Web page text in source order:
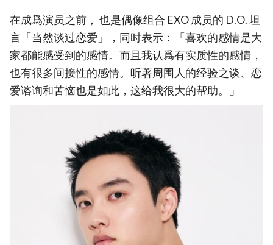
在成爲演员之前， 也是偶像组合 EXO 成员的 D.O. 坦
言「当然谈过恋爱」，同时表示：「喜欢的感情是大
家都能感受到的感情。而且我认爲有实质性的感情，
也有很多间接性的感情。听著周围人的经验之谈、恋
爱谘询和苦恼也是如此，这给我很大的帮助。」